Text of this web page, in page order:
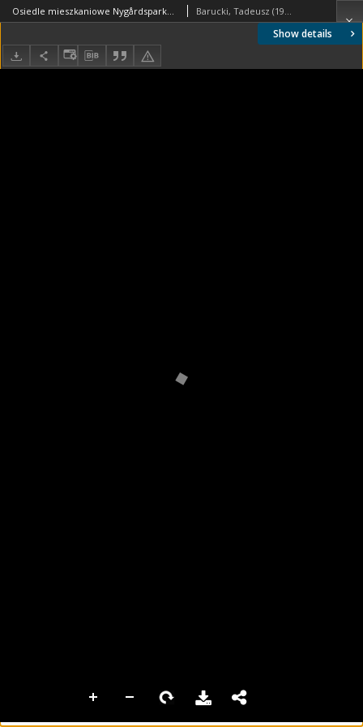
Show details
Osiedle mieszkaniowe Nygårdsparken, wysokościowiec z okrągłymi klatkami schodowymi, widok zewnętrzny, Kopenhaga, Dania Barucki, Tadeusz (1922- ). Fotograf